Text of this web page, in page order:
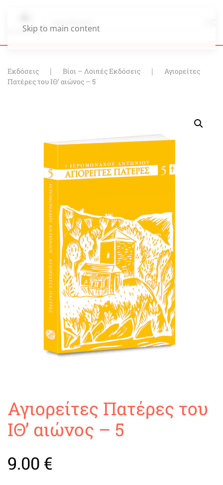
Skip to main content
Εκδόσεις Βίοι – Λοιπές Εκδόσεις
Αγιορείτες
Πατέρες του ΙΘ’ αιώνος – 5
Αγιορείτες Πατέρες του
ΙΘ’ αιώνος – 5
9.00 €